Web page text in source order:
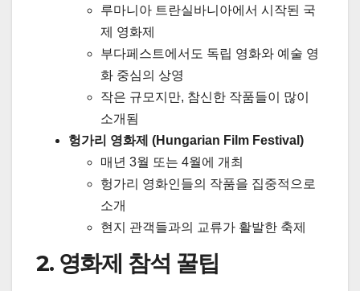
루마니아 트란실바니아에서 시작된 국
제 영화제
부다페스트에서도 독립 영화와 예술 영
화 중심의 상영
작은 규모지만, 참신한 작품들이 많이
소개됨
헝가리 영화제 (Hungarian Film Festival)
매년 3월 또는 4월에 개최
헝가리 영화인들의 작품을 집중적으로
소개
현지 관객들과의 교류가 활발한 축제
2. 영화제 참석 꿀팁